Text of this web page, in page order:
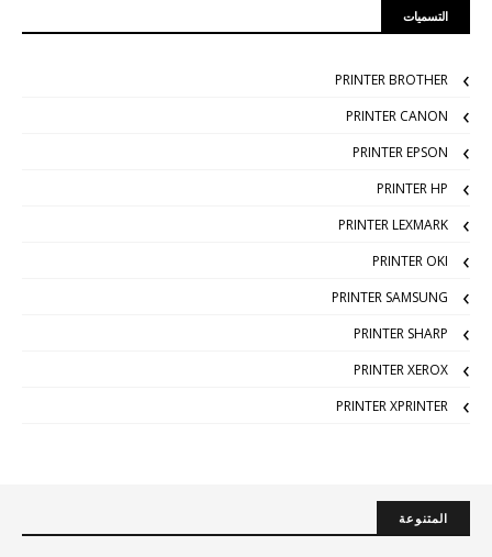
التسميات
PRINTER BROTHER
PRINTER CANON
PRINTER EPSON
PRINTER HP
PRINTER LEXMARK
PRINTER OKI
PRINTER SAMSUNG
PRINTER SHARP
PRINTER XEROX
PRINTER XPRINTER
المتنوعة